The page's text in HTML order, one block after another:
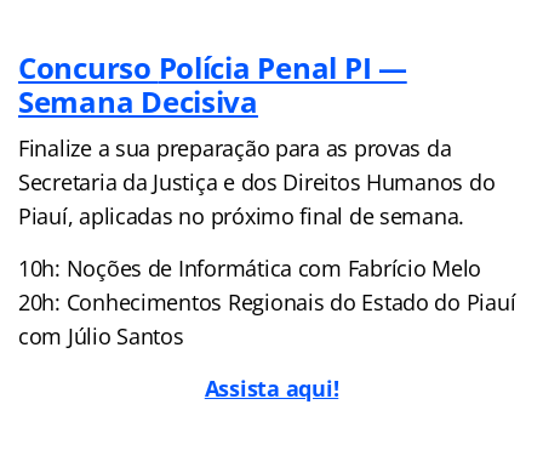
Concurso Polícia Penal PI —
Semana Decisiva
Finalize a sua preparação para as provas da
Secretaria da Justiça e dos Direitos Humanos do
Piauí, aplicadas no próximo final de semana.
10h: Noções de Informática com Fabrício Melo
20h: Conhecimentos Regionais do Estado do Piauí
com Júlio Santos
Assista aqui!